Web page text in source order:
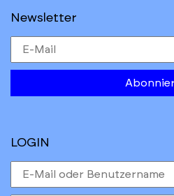
Newsletter
LOGIN